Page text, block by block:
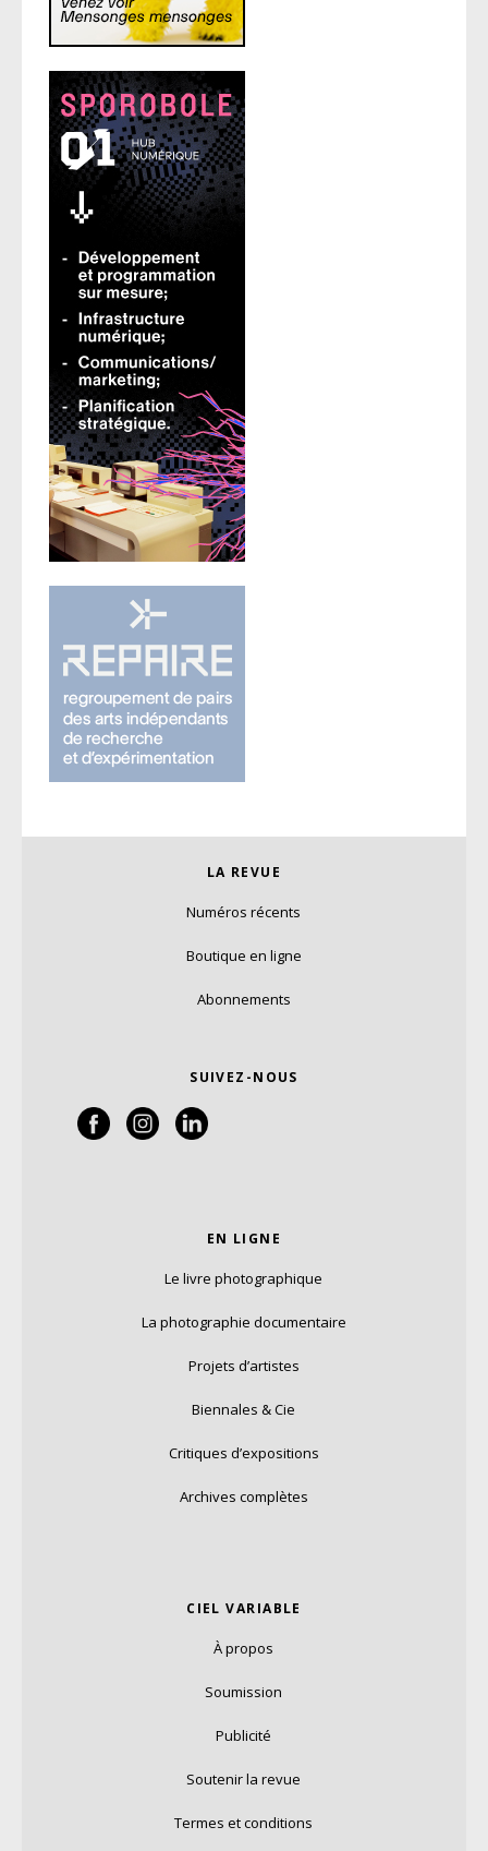
LA REVUE
Numéros récents
Boutique en ligne
Abonnements
SUIVEZ-NOUS
EN LIGNE
Le livre photographique
La photographie documentaire
Projets d’artistes
Biennales & Cie
Critiques d’expositions
Archives complètes
CIEL VARIABLE
À propos
Soumission
Publicité
Soutenir la revue
Termes et conditions